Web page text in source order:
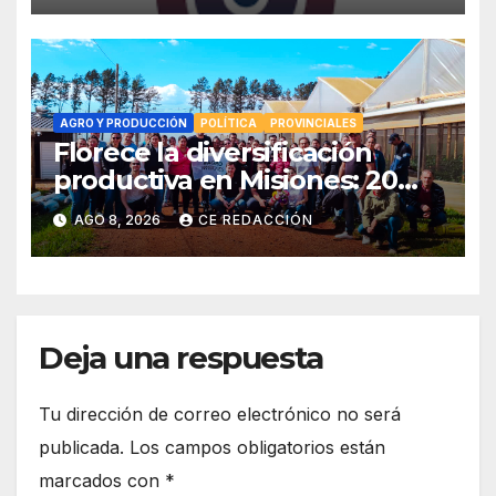
la INFO – Promos especiales
AGRO Y PRODUCCIÓN POLÍTICA PROVINCIALES
Florece la diversificación
productiva en Misiones: 20
familias tabacaleras
incorporan la floricultura en
siete municipios
AGO 8, 2026 CE REDACCIÓN
Deja una respuesta
Tu dirección de correo electrónico no será
publicada. Los campos obligatorios están
marcados con *